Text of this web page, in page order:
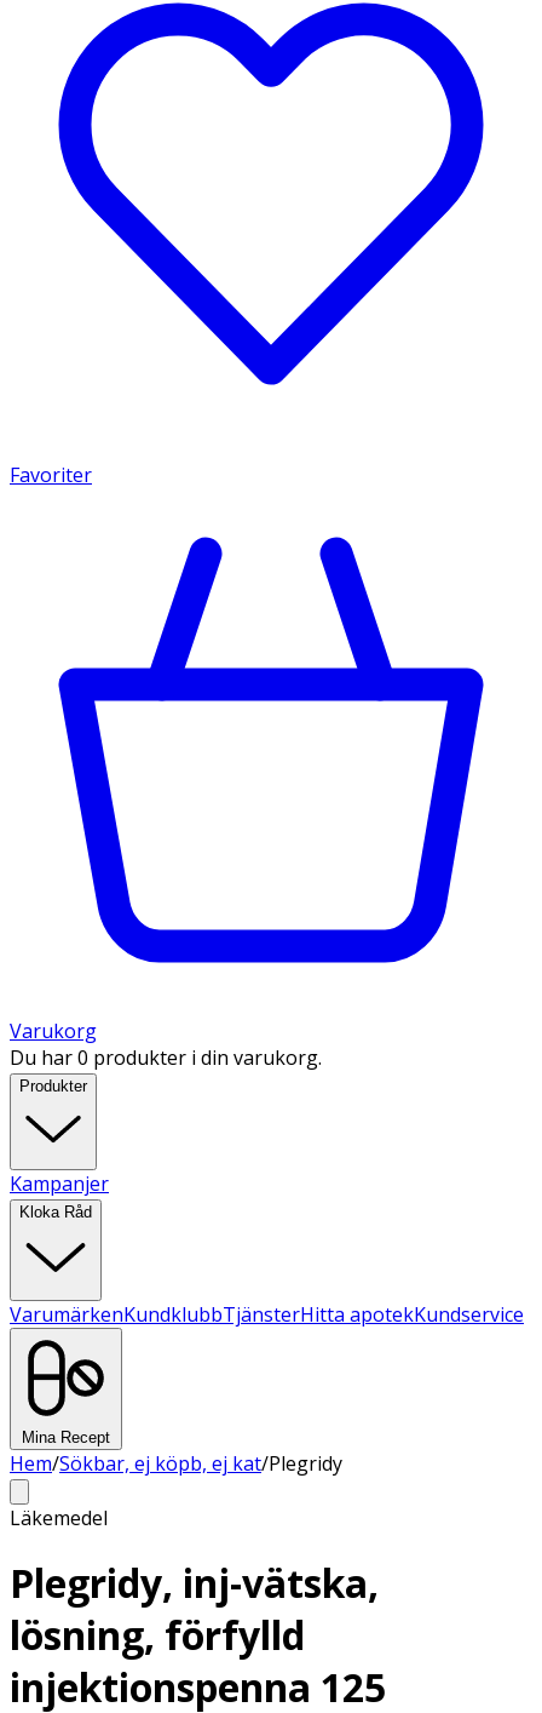
Favoriter
Varukorg
Du har 0 produkter i din varukorg.
Produkter
Kampanjer
Kloka Råd
VarumärkenKundklubbTjänsterHitta apotekKundservice
Mina Recept
Hem/Sökbar, ej köpb, ej kat/Plegridy
Läkemedel
Plegridy, inj-vätska,
lösning, förfylld
injektionspenna 125